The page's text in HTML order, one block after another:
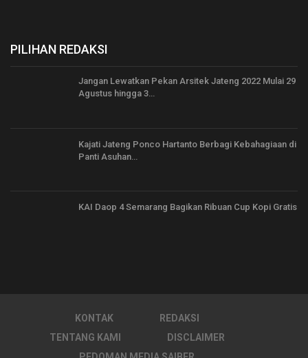
PILIHAN REDAKSI
Jangan Lewatkan Pekan Arsitek Jateng 2022 Mulai 29
Agustus hingga 3…
Kajati Jateng Ponco Hartanto Berbagi Kebahagiaan di
Panti Asuhan…
KAI Daop 4 Semarang Bagikan Ribuan Cup Kopi Gratis
KONTAK
REDAKSI
TENTANG KAMI
DISCLAIMER